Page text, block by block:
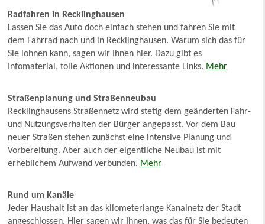
Radfahren in Recklinghausen
Lassen Sie das Auto doch einfach stehen und fahren Sie mit
dem Fahrrad nach und in Recklinghausen. Warum sich das für
Sie lohnen kann, sagen wir Ihnen hier. Dazu gibt es
Infomaterial, tolle Aktionen und interessante Links. Mehr
Straßenplanung und Straßenneubau
Recklinghausens Straßennetz wird stetig dem geänderten Fahr-
und Nutzungsverhalten der Bürger angepasst. Vor dem Bau
neuer Straßen stehen zunächst eine intensive Planung und
Vorbereitung. Aber auch der eigentliche Neubau ist mit
erheblichem Aufwand verbunden. Mehr
Rund um Kanäle
Jeder Haushalt ist an das kilometerlange Kanalnetz der Stadt
angeschlossen. Hier sagen wir Ihnen, was das für Sie bedeuten